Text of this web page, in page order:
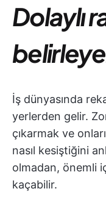
Dolaylı
İş dünyasında
yerlerden gelir.
çıkarmak ve
nasıl kesiştiğini
olmadan, önemli
kaçabilir.